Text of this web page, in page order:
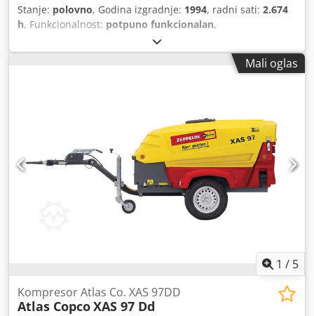
Stanje: polovno, Godina izgradnje: 1994, radni sati: 2.674
h, Funkcionalnost: potpuno funkcionalan,
Mali oglas
1 / 5
Kompresor Atlas Co. XAS 97DD
Atlas CopcoXAS 97 Dd